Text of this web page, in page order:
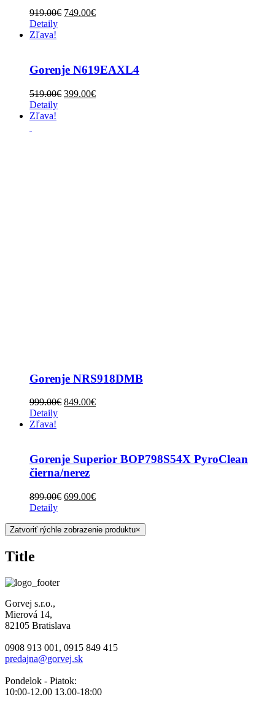
919.00€ 749.00€
Detaily
Zľava!
Gorenje N619EAXL4
519.00€ 399.00€
Detaily
Zľava!
Gorenje NRS918DMB
999.00€ 849.00€
Detaily
Zľava!
Gorenje Superior BOP798S54X PyroClean
čierna/nerez
899.00€ 699.00€
Detaily
Zatvoriť rýchle zobrazenie produktu×
Title
Gorvej s.r.o.,
Mierová 14,
82105 Bratislava
0908 913 001, 0915 849 415
predajna@gorvej.sk
Pondelok - Piatok:
10:00-12.00 13.00-18:00